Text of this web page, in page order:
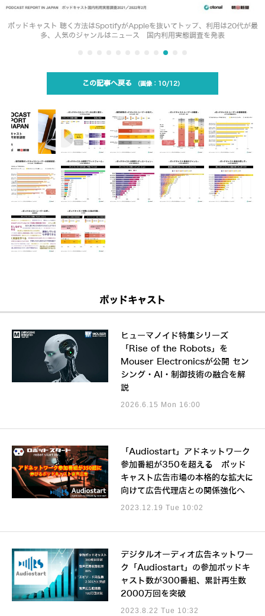
ポッドキャスト 聴く方法はSpotifyがAppleを抜いてトップ、利用は20代が最
多、人気のジャンルはニュース 国内利用実態調査を発表
この記事へ戻る 10/12
ポッドキャスト
ヒューマノイド特集シリーズ
「Rise of the Robots」を
Mouser Electronicsが公開 セン
シング・AI・制御技術の融合を解
説
2026.6.15 Mon 16:00
「Audiostart」アドネットワーク
参加番組が350を超える ポッド
キャスト広告市場の本格的な拡大に
向けて広告代理店との関係強化へ
2023.12.19 Tue 10:02
デジタルオーディオ広告ネットワー
ク「Audiostart」の参加ポッドキ
ャスト数が300番組、累計再生数
2000万回を突破
2023.8.22 Tue 10:32